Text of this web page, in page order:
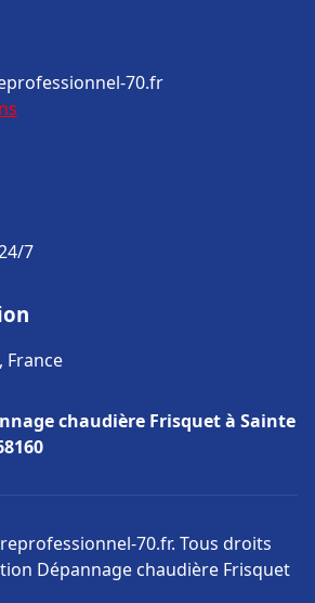
70.fr
7
France
chaudière Frisquet à Sainte
70.fr. Tous droits
Dépannage chaudière Frisquet